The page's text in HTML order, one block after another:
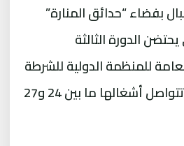
بفضاء “حدائق المنارة”
الدورة الثالثة
للمنظمة الدولية للشرطة
الجنائية أنتربول، التي تتواصل أشغالها ما بين 24 و27